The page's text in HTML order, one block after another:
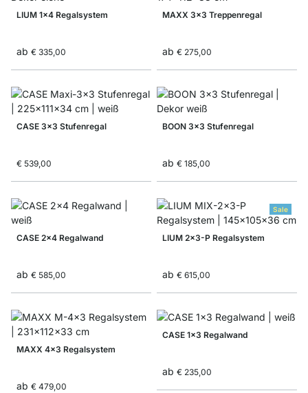
LIUM 1x4 Regalsystem
ab € 335,00
MAXX 3x3 Treppenregal
ab € 275,00
CASE 3x3 Stufenregal
€ 539,00
BOON 3x3 Stufenregal
ab € 185,00
CASE 2x4 Regalwand
ab € 585,00
Sale
LIUM 2x3-P Regalsystem
ab € 615,00
MAXX 4x3 Regalsystem
ab € 479,00
CASE 1x3 Regalwand
ab € 235,00